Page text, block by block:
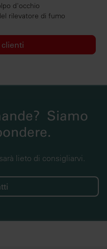
d'occhio
rilevatore di fumo
Siamo
lieto di consigliarvi.